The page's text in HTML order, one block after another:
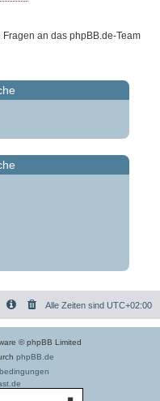
an das phpBB.de-Team
Alle Zeiten sind UTC+02:00
© phpBB Limited
phpBB.de